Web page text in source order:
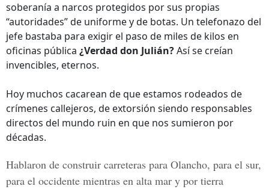
soberanía a narcos protegidos por sus propias
“autoridades” de uniforme y de botas. Un telefonazo del
jefe bastaba para exigir el paso de miles de kilos en
oficinas pública ¿Verdad don Julián?Así se creían
invencibles, eternos.
Hoy muchos cacarean de que estamos rodeados de
crímenes callejeros, de extorsión siendo responsables
directos del mundo ruin en que nos sumieron por
décadas.
Hablaron de construir carreteras para Olancho, para el sur,
para el occidente mientras en alta mar y por tierra